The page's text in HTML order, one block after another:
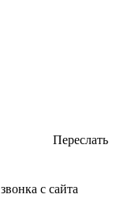
с сайта
Переслать